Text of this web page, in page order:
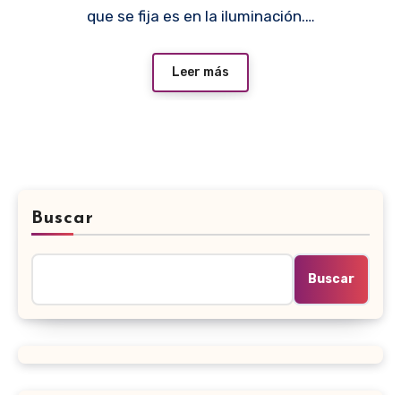
que se fija es en la iluminación.…
Leer más
Buscar
Buscar